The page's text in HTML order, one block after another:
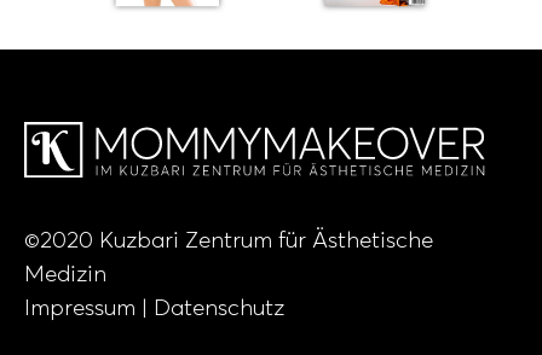
©2020 Kuzbari Zentrum für Ästhetische
Medizin
Impressum | Datenschutz